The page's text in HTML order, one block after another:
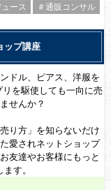
ース ＃通販コンサル
ップ講座
ドル、ピアス、洋服を
を駆使しても一向に売
せんか？
り方」を知らないだけ
愛されネットショップ
友達やお客様にもっと
す。